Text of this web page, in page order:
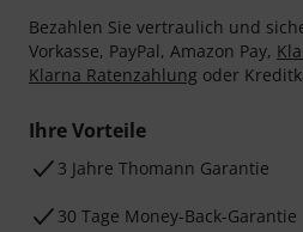
Bezahlen Sie vertraulich und
Vorkasse, PayPal, Amazon Pay,
Klarna Ratenzahlung oder
Ihre Vorteile
3 Jahre Thomann Garantie
30 Tage Money-Back-Garantie